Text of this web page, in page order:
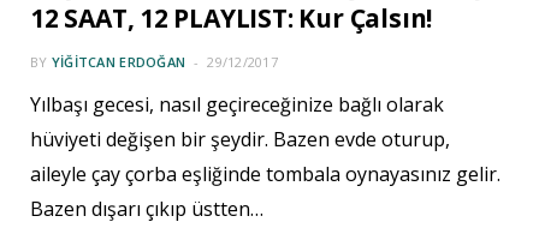
12 SAAT, 12 PLAYLIST: Kur Çalsın!
BY YIĞITCAN ERDOĞAN 29/12/2017
Yılbaşı gecesi, nasıl geçireceğinize bağlı olarak
hüviyeti değişen bir şeydir. Bazen evde oturup,
aileyle çay çorba eşliğinde tombala oynayasınız gelir.
Bazen dışarı çıkıp üstten…